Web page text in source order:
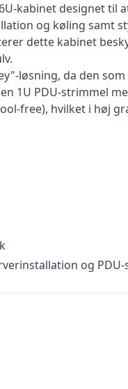
6U-kabinet designet
og køling samt
dette kabinet
løsning, da den
1U PDU-strimmel
free), hvilket i høj
og